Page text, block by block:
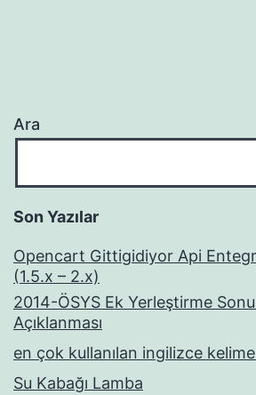
Ara
Son Yazılar
Opencart Gittigidiyor Api
(1.5.x – 2.x)
2014-ÖSYS Ek Yerleştirme
Açıklanması
en çok kullanılan ingilizce
Su Kabağı Lamba